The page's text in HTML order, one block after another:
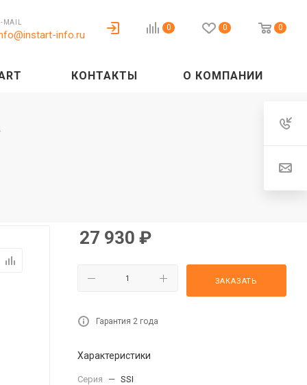
MAIL
info.ru
0 0 0
КОНТАКТЫ О КОМПАНИИ
27 930 ₽
ЗАКАЗАТЬ
Гарантия 2 года
Характеристики
Серия — SSI